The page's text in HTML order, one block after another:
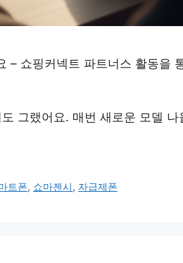
– 쇼핑커넥트 파트너스 활동을
그랬어요. 매번 새로운 모델 나
트폰, 쇼마젠시, 자급제폰